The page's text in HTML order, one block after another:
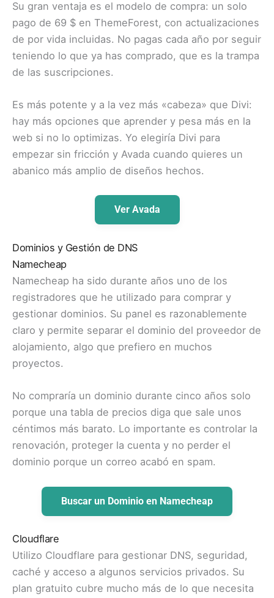
Su gran ventaja es el modelo de compra: un solo
pago de 69 $ en ThemeForest, con actualizaciones
de por vida incluidas. No pagas cada año por seguir
teniendo lo que ya has comprado, que es la trampa
de las suscripciones.
Es más potente y a la vez más «cabeza» que Divi:
hay más opciones que aprender y pesa más en la
web si no lo optimizas. Yo elegiría Divi para
empezar sin fricción y Avada cuando quieres un
abanico más amplio de diseños hechos.
Ver Avada
Dominios y Gestión de DNS
Namecheap
Namecheap ha sido durante años uno de los
registradores que he utilizado para comprar y
gestionar dominios. Su panel es razonablemente
claro y permite separar el dominio del proveedor de
alojamiento, algo que prefiero en muchos
proyectos.
No compraría un dominio durante cinco años solo
porque una tabla de precios diga que sale unos
céntimos más barato. Lo importante es controlar la
renovación, proteger la cuenta y no perder el
dominio porque un correo acabó en spam.
Buscar un Dominio en Namecheap
Cloudflare
Utilizo Cloudflare para gestionar DNS, seguridad,
caché y acceso a algunos servicios privados. Su
plan gratuito cubre mucho más de lo que necesita